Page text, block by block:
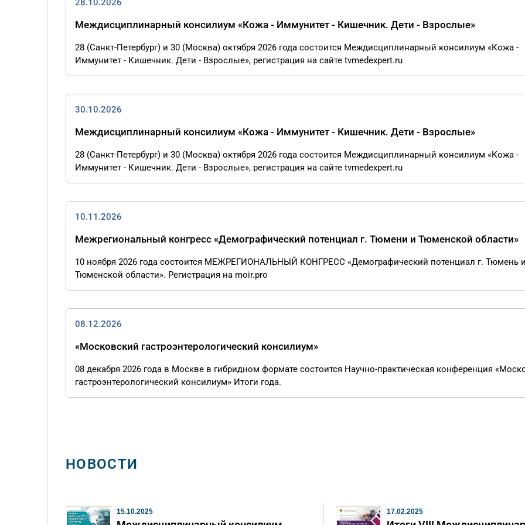
28.10.2026
Междисциплинарный консилиум «Кожа - Иммунитет - Кишечник. Дети - Взрослые»
28 (Санкт-Петербург) и 30 (Москва) октября 2026 года состоится Междисциплинарный консилиум «Кожа -
Иммунитет - Кишечник. Дети - Взрослые», регистрация на сайте tvmedexpert.ru
30.10.2026
Междисциплинарный консилиум «Кожа - Иммунитет - Кишечник. Дети - Взрослые»
28 (Санкт-Петербург) и 30 (Москва) октября 2026 года состоится Междисциплинарный консилиум «Кожа -
Иммунитет - Кишечник. Дети - Взрослые», регистрация на сайте tvmedexpert.ru
10.11.2026
Межрегиональный конгресс «Демографический потенциал г. Тюмени и Тюменской области»
10 ноября 2026 года состоится МЕЖРЕГИОНАЛЬНЫЙ КОНГРЕСС «Демографический потенциал г. Тюмень
Тюменской области». Регистрация на moir.pro
08.12.2026
«Московский гастроэнтерологический консилиум»
08 декабря 2026 года в Москве в гибридном формате состоится Научно-практическая конференция
гастроэнтерологический консилиум» Итоги года.
НОВОСТИ
15.10.2025 17.02.2025